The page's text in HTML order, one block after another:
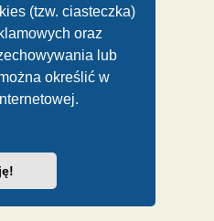
(tzw. ciasteczka)
oraz
lub
określić w